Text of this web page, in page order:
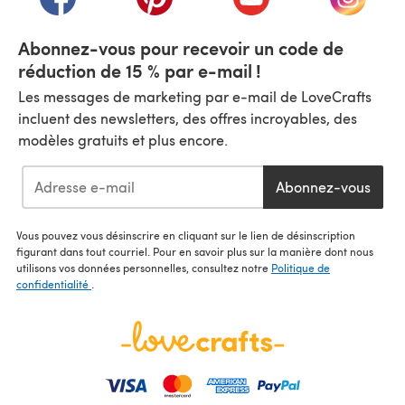
Abonnez-vous pour recevoir un code de
réduction de 15 % par e-mail !
Les messages de marketing par e-mail de LoveCrafts
incluent des newsletters, des offres incroyables, des
modèles gratuits et plus encore.
Abonnez-vous
Vous pouvez vous désinscrire en cliquant sur le lien de désinscription
figurant dans tout courriel. Pour en savoir plus sur la manière dont nous
utilisons vos données personnelles, consultez notre Politique de
confidentialité